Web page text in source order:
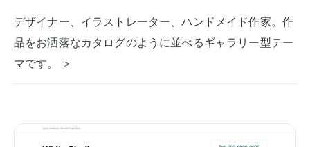
デザイナー、イラストレーター、ハンドメイド作家。作
品をお洒落なカタログのように並べるギャラリー型テー
マです。 ＞